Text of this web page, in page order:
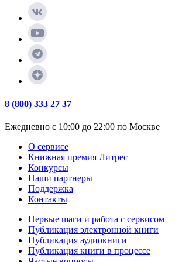
8 (800) 333 27 37
Ежедневно с 10:00 до 22:00 по Москве
О сервисе
Книжная премия Литрес
Конкурсы
Наши партнеры
Поддержка
Контакты
Первые шаги и работа с сервисом
Публикация электронной книги
Публикация аудиокниги
Публикация книги в процессе